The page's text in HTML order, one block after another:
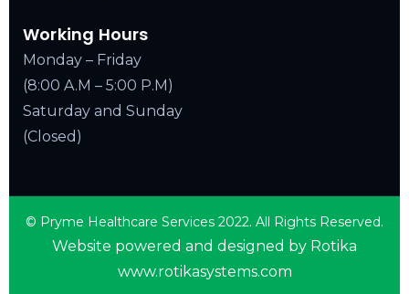
Working Hours
Monday – Friday
(8:00 A.M – 5:00 P.M)
Saturday and Sunday
(Closed)
© Pryme Healthcare Services 2022. All Rights Reserved.
Website powered and designed by Rotika
www.rotikasystems.com